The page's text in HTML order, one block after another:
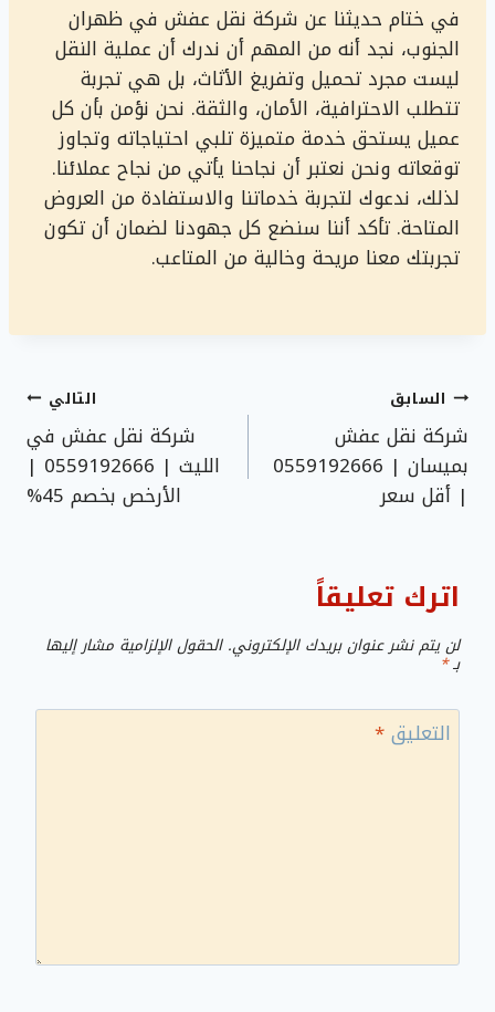
في ختام حديثنا عن شركة نقل عفش في ظهران
الجنوب، نجد أنه من المهم أن ندرك أن عملية النقل
ليست مجرد تحميل وتفريغ الأثاث، بل هي تجربة
تتطلب الاحترافية، الأمان، والثقة. نحن نؤمن بأن كل
عميل يستحق خدمة متميزة تلبي احتياجاته وتجاوز
توقعاته ونحن نعتبر أن نجاحنا يأتي من نجاح عملائنا.
لذلك، ندعوك لتجربة خدماتنا والاستفادة من العروض
المتاحة. تأكد أننا سنضع كل جهودنا لضمان أن تكون
تجربتك معنا مريحة وخالية من المتاعب.
تصفّح
المقالات
السابق
شركة نقل عفش
بميسان | 0559192666
| أقل سعر
التالي
شركة نقل عفش في
الليث | 0559192666 |
الأرخص بخصم 45%
اترك تعليقاً
لن يتم نشر عنوان بريدك الإلكتروني. الحقول الإلزامية مشار إليها
بـ*
التعليق*